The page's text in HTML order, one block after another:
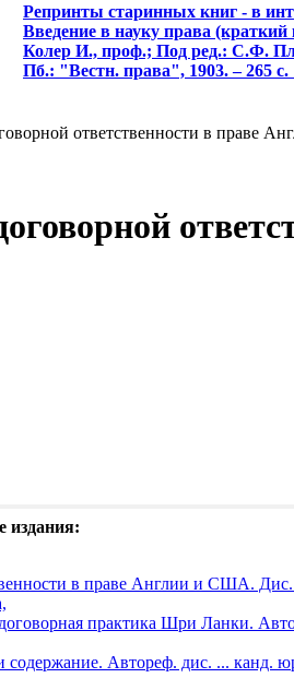
Репринты старинных книг - в
Введение в науку права
Колер И., проф.; Под ред.: С.Ф.
Пб.: "Вестн. права", 1903. – 265 с.
ответственности в
издания:
в праве Англии и США.
практика Шри Ланки.
содержание. Автореф. дис. ... канд.